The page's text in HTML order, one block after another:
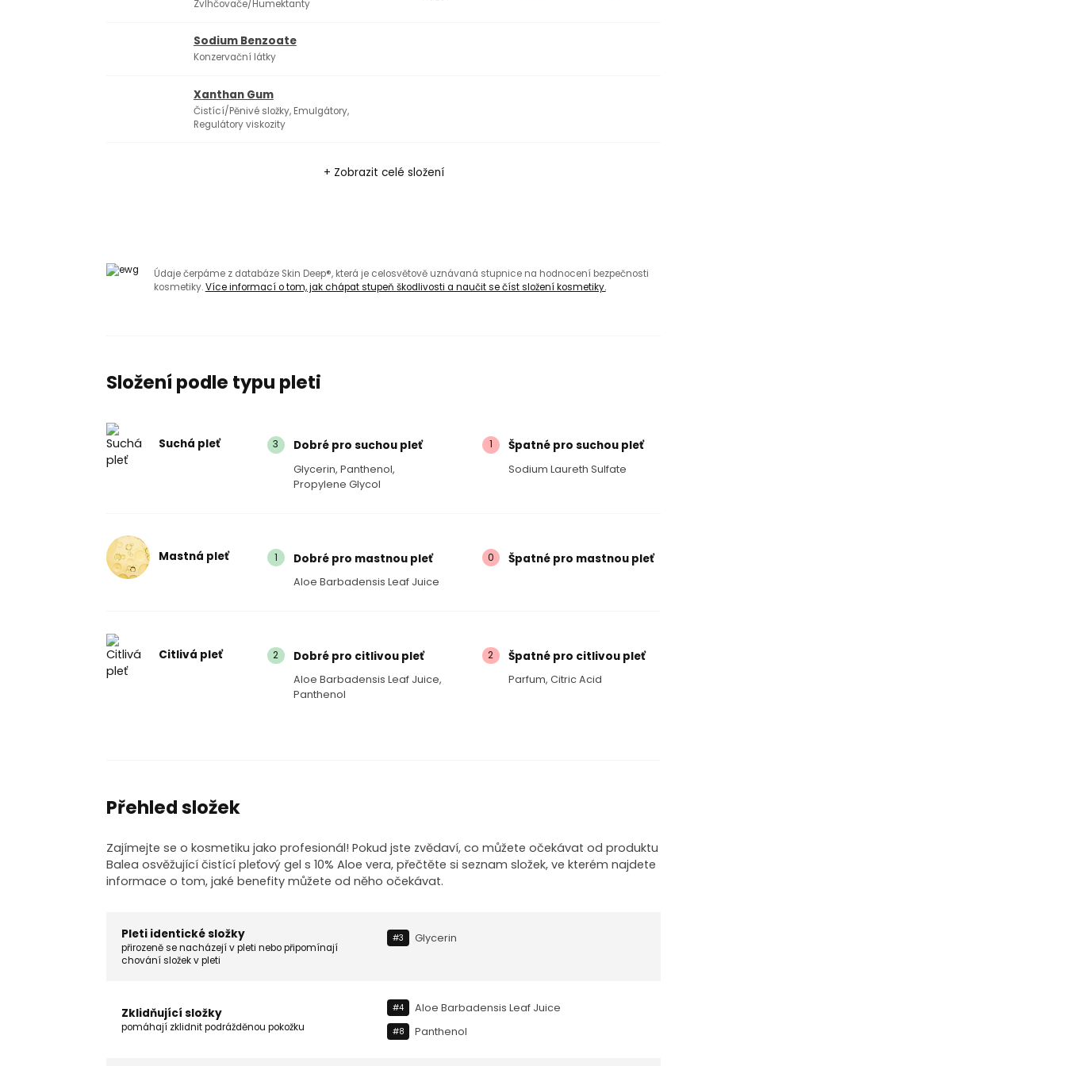
Zvlhčovače/Humektanty
Sodium Benzoate
Konzervační látky
Xanthan Gum
Čistící/Pěnivé složky, Emulgátory,
Regulátory viskozity
+ Zobrazit celé složení
Údaje čerpáme z databáze Skin Deep®, která je celosvětově uznávaná stupnice na hodnocení bezpečnosti
kosmetiky.Více informací o tom, jak chápat stupeň škodlivosti a naučit se číst složení kosmetiky.
Složení podle typu pleti
Suchá pleť 3 Dobré pro suchou pleť
Glycerin, Panthenol,
Propylene Glycol
1 Špatné pro suchou pleť
Sodium Laureth Sulfate
Mastná pleť 1 Dobré pro mastnou pleť
Aloe Barbadensis Leaf Juice
0 Špatné pro mastnou pleť
Citlivá pleť 2 Dobré pro citlivou pleť
Aloe Barbadensis Leaf Juice,
Panthenol
2 Špatné pro citlivou pleť
Parfum, Citric Acid
Přehled složek
Zajímejte se o kosmetiku jako profesionál! Pokud jste zvědaví, co můžete očekávat od produktu
Balea osvěžující čistící pleťový gel s 10% Aloe vera, přečtěte si seznam složek, ve kterém najdete
informace o tom, jaké benefity můžete od něho očekávat.
Pleti identické složky
přirozeně se nacházejí v pleti nebo připomínají
chování složek v pleti
#3 Glycerin
Zklidňující složky
pomáhají zklidnit podrážděnou pokožku
#4 Aloe Barbadensis Leaf Juice
#8 Panthenol